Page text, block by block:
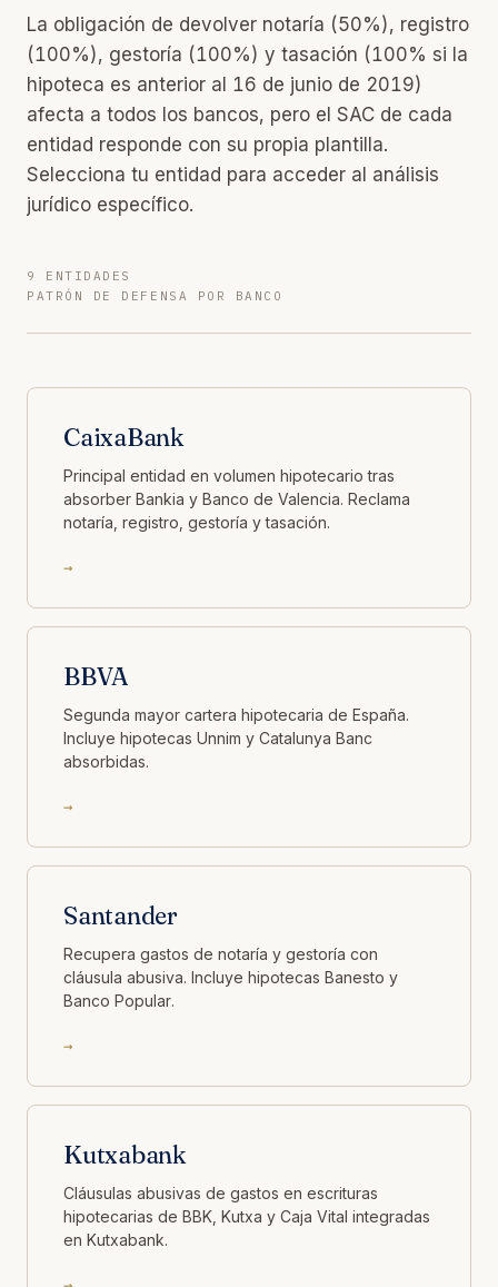
La obligación de devolver notaría (50%), registro
(100%), gestoría (100%) y tasación (100% si la
hipoteca es anterior al 16 de junio de 2019)
afecta a todos los bancos, pero el SAC de cada
entidad responde con su propia plantilla.
Selecciona tu entidad para acceder al análisis
jurídico específico.
9 ENTIDADES
PATRÓN DE DEFENSA POR BANCO
CaixaBank
Principal entidad en volumen hipotecario tras
absorber Bankia y Banco de Valencia. Reclama
notaría, registro, gestoría y tasación.
→
BBVA
Segunda mayor cartera hipotecaria de España.
Incluye hipotecas Unnim y Catalunya Banc
absorbidas.
→
Santander
Recupera gastos de notaría y gestoría con
cláusula abusiva. Incluye hipotecas Banesto y
Banco Popular.
→
Kutxabank
Cláusulas abusivas de gastos en escrituras
hipotecarias de BBK, Kutxa y Caja Vital integradas
en Kutxabank.